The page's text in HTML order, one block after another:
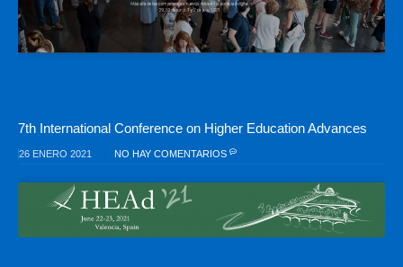
7th International Conference on Higher Education Advances
26 ENERO 2021 NO HAY COMENTARIOS